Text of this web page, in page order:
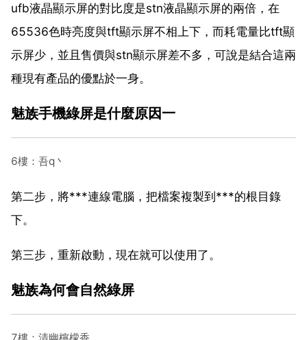
ufb液晶顯示屏的對比度是stn液晶顯示屏的兩倍，在
65536色時亮度與tft顯示屏不相上下，而耗電量比tft顯
示屏少，並且售價與stn顯示屏差不多，可說是結合這兩
種現有產品的優點於一身。
魅族手機綠屏是什麼原因一
6樓：吾q丶
第二步，將***連線電腦，把檔案複製到***的根目錄
下。
第三步，重新啟動，現在就可以使用了。
魅族為何會自然綠屏